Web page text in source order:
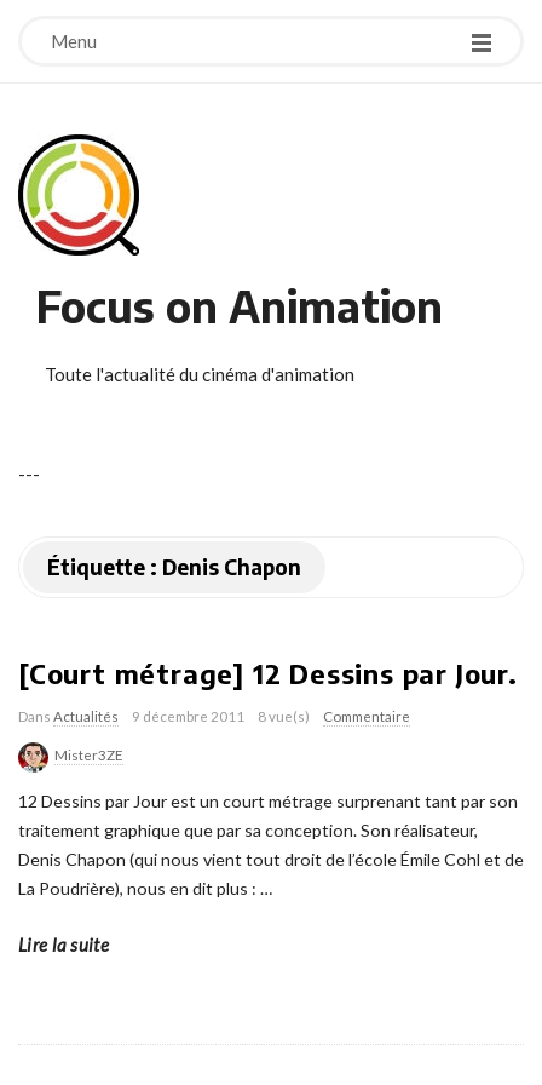
Menu
Focus on Animation
Toute l'actualité du cinéma d'animation
---
Étiquette : Denis Chapon
[Court métrage] 12 Dessins par Jour.
Dans Actualités 9 décembre 2011 8 vue(s) Commentaire
Mister3ZE
12 Dessins par Jour est un court métrage surprenant tant par son
traitement graphique que par sa conception. Son réalisateur,
Denis Chapon (qui nous vient tout droit de l’école Émile Cohl et de
La Poudrière), nous en dit plus : …
Lire la suite